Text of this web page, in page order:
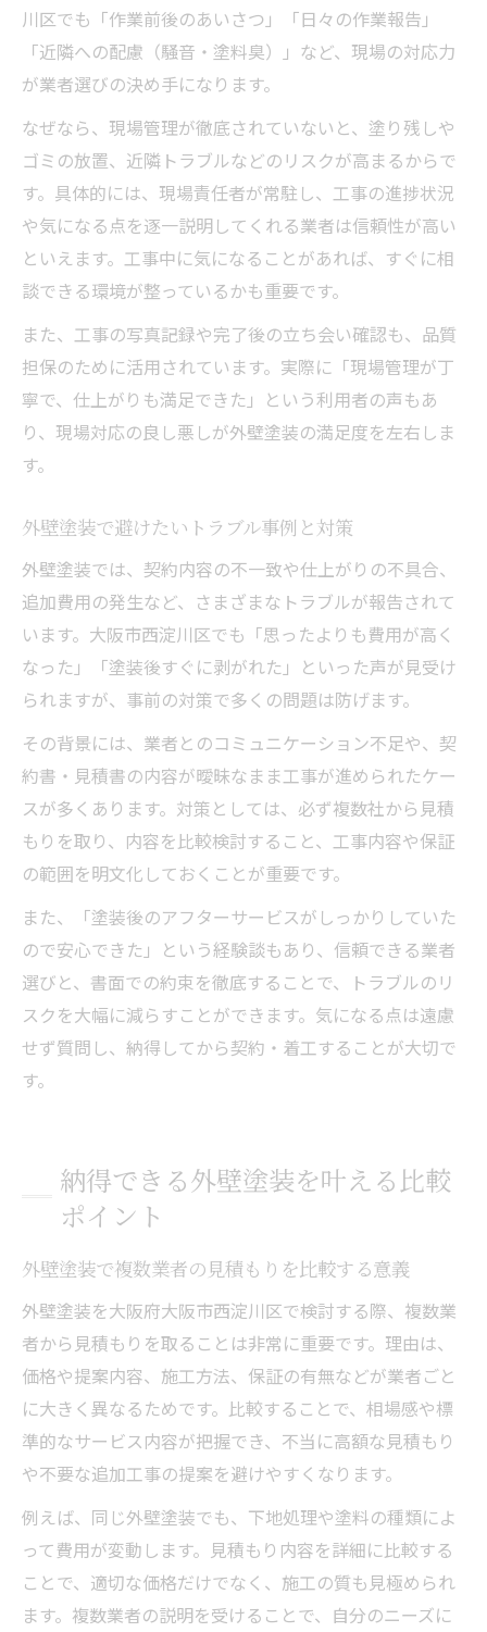
川区でも「作業前後のあいさつ」「日々の作業報告」
「近隣への配慮（騒音・塗料臭）」など、現場の対応力
が業者選びの決め手になります。
なぜなら、現場管理が徹底されていないと、塗り残しや
ゴミの放置、近隣トラブルなどのリスクが高まるからで
す。具体的には、現場責任者が常駐し、工事の進捗状況
や気になる点を逐一説明してくれる業者は信頼性が高い
といえます。工事中に気になることがあれば、すぐに相
談できる環境が整っているかも重要です。
また、工事の写真記録や完了後の立ち会い確認も、品質
担保のために活用されています。実際に「現場管理が丁
寧で、仕上がりも満足できた」という利用者の声もあ
り、現場対応の良し悪しが外壁塗装の満足度を左右しま
す。
外壁塗装で避けたいトラブル事例と対策
外壁塗装では、契約内容の不一致や仕上がりの不具合、
追加費用の発生など、さまざまなトラブルが報告されて
います。大阪市西淀川区でも「思ったよりも費用が高く
なった」「塗装後すぐに剥がれた」といった声が見受け
られますが、事前の対策で多くの問題は防げます。
その背景には、業者とのコミュニケーション不足や、契
約書・見積書の内容が曖昧なまま工事が進められたケー
スが多くあります。対策としては、必ず複数社から見積
もりを取り、内容を比較検討すること、工事内容や保証
の範囲を明文化しておくことが重要です。
また、「塗装後のアフターサービスがしっかりしていた
ので安心できた」という経験談もあり、信頼できる業者
選びと、書面での約束を徹底することで、トラブルのリ
スクを大幅に減らすことができます。気になる点は遠慮
せず質問し、納得してから契約・着工することが大切で
す。
納得できる外壁塗装を叶える比較
ポイント
外壁塗装で複数業者の見積もりを比較する意義
外壁塗装を大阪府大阪市西淀川区で検討する際、複数業
者から見積もりを取ることは非常に重要です。理由は、
価格や提案内容、施工方法、保証の有無などが業者ごと
に大きく異なるためです。比較することで、相場感や標
準的なサービス内容が把握でき、不当に高額な見積もり
や不要な追加工事の提案を避けやすくなります。
例えば、同じ外壁塗装でも、下地処理や塗料の種類によ
って費用が変動します。見積もり内容を詳細に比較する
ことで、適切な価格だけでなく、施工の質も見極められ
ます。複数業者の説明を受けることで、自分のニーズに